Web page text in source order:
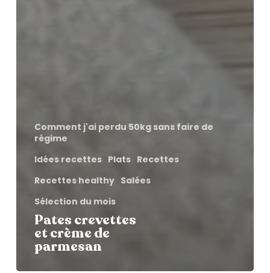
Comment j'ai perdu 50kg sans faire de
régime
Idées recettes Plats Recettes
Recettes healthy Salées
Sélection du mois
Pates crevettes
et crème de
parmesan